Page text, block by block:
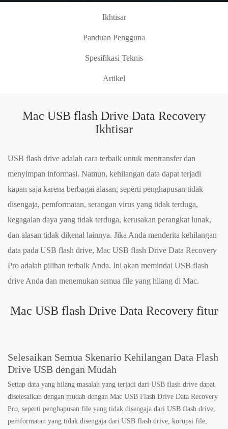
Ikhtisar
Panduan Pengguna
Spesifikasi Teknis
Artikel
Mac USB flash Drive Data Recovery
Ikhtisar
USB flash drive adalah cara terbaik untuk mentransfer dan
menyimpan informasi. Namun, kehilangan data dapat terjadi
kapan saja karena berbagai alasan, seperti penghapusan tidak
disengaja, pemformatan, serangan virus yang tidak terduga,
kegagalan daya yang tidak terduga, kerusakan perangkat lunak,
dan alasan tidak dikenal lainnya. Jika Anda menderita kehilangan
data pada USB flash drive, Mac USB flash Drive Data Recovery
Pro adalah pilihan terbaik Anda. Ini akan memindai USB flash
drive Anda dan menemukan semua file yang hilang di Mac.
Mac USB flash Drive Data Recovery fitur
Selesaikan Semua Skenario Kehilangan Data Flash
Drive USB dengan Mudah
Setiap data yang hilang masalah yang terjadi dari USB flash drive dapat
diselesaikan dengan mudah dengan Mac USB Flash Drive Data Recovery
Pro, seperti penghapusan file yang tidak disengaja dari USB flash drive,
pemformatan yang tidak disengaja dari USB flash drive, korupsi file,